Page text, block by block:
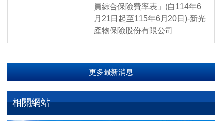
員綜合保險費率表」(自114年6
月21日起至115年6月20日)-新光
產物保險股份有限公司
更多最新消息
相關網站